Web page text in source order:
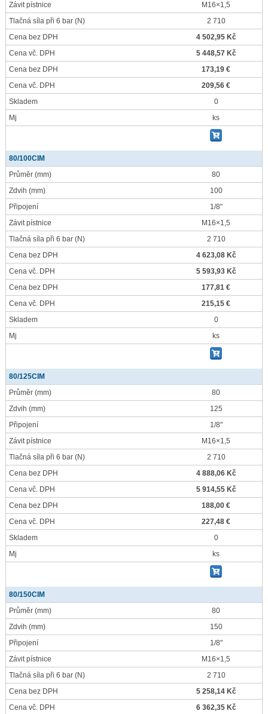
Závit pístnice
M16×1,5
Tlačná síla při 6 bar (N)
2 710
Cena bez DPH
4 502,95 Kč
Cena vč. DPH
5 448,57 Kč
Cena bez DPH
173,19 €
Cena vč. DPH
209,56 €
Skladem
0
Mj
ks
80/100CIM
Průměr (mm)
80
Zdvih (mm)
100
Připojení
1/8"
Závit pístnice
M16×1,5
Tlačná síla při 6 bar (N)
2 710
Cena bez DPH
4 623,08 Kč
Cena vč. DPH
5 593,93 Kč
Cena bez DPH
177,81 €
Cena vč. DPH
215,15 €
Skladem
0
Mj
ks
80/125CIM
Průměr (mm)
80
Zdvih (mm)
125
Připojení
1/8"
Závit pístnice
M16×1,5
Tlačná síla při 6 bar (N)
2 710
Cena bez DPH
4 888,06 Kč
Cena vč. DPH
5 914,55 Kč
Cena bez DPH
188,00 €
Cena vč. DPH
227,48 €
Skladem
0
Mj
ks
80/150CIM
Průměr (mm)
80
Zdvih (mm)
150
Připojení
1/8"
Závit pístnice
M16×1,5
Tlačná síla při 6 bar (N)
2 710
Cena bez DPH
5 258,14 Kč
Cena vč. DPH
6 362,35 Kč